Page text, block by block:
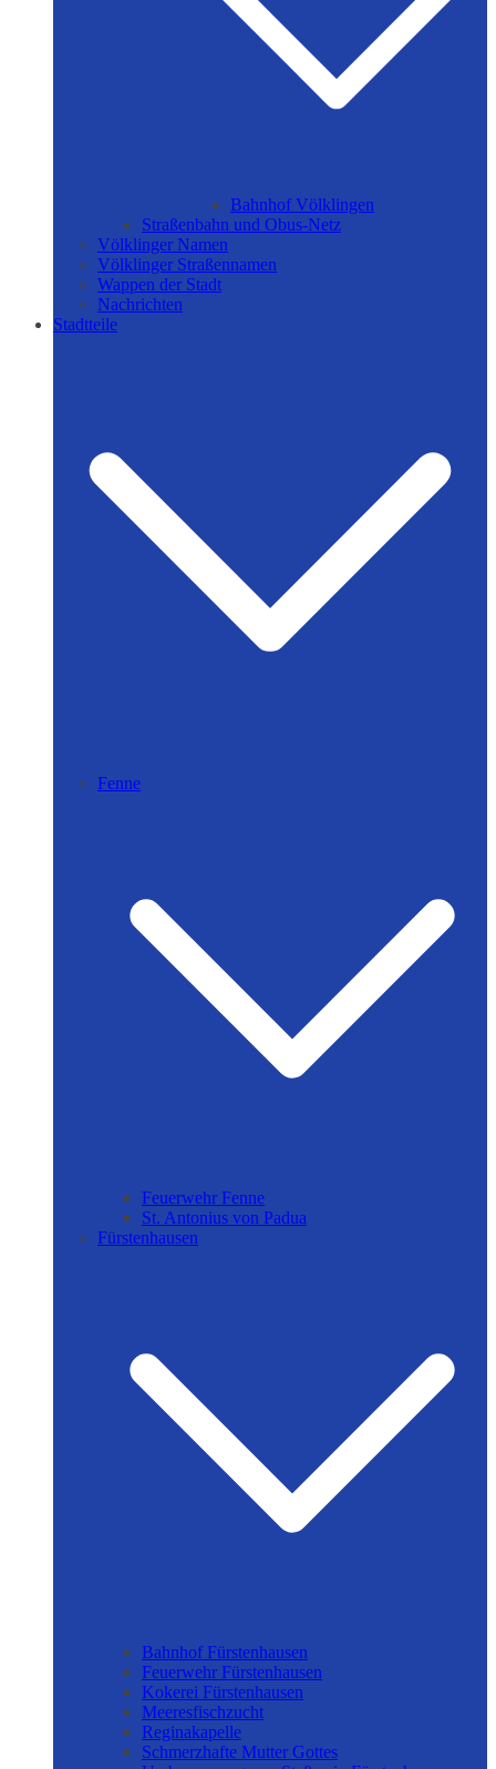
Bahnhof Völklingen
Straßenbahn und Obus-Netz
Völklinger Namen
Völklinger Straßennamen
Wappen der Stadt
Nachrichten
Stadtteile
Fenne
Feuerwehr Fenne
St. Antonius von Padua
Fürstenhausen
Bahnhof Fürstenhausen
Feuerwehr Fürstenhausen
Kokerei Fürstenhausen
Meeresfischzucht
Reginakapelle
Schmerzhafte Mutter Gottes